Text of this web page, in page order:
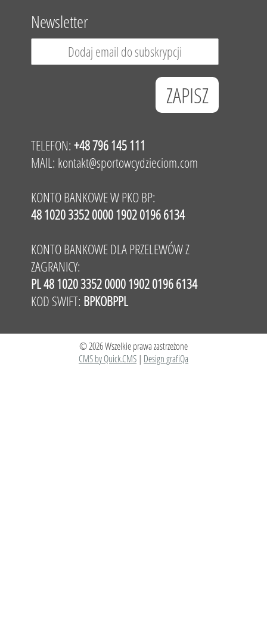
Newsletter
TELEFON: +48 796 145 111
MAIL: kontakt@sportowcydzieciom.com
KONTO BANKOWE W PKO BP:
48 1020 3352 0000 1902 0196 6134
KONTO BANKOWE DLA PRZELEWÓW Z
ZAGRANICY:
PL 48 1020 3352 0000 1902 0196 6134
KOD SWIFT: BPKOBPPL
© 2026 Wszelkie prawa zastrzeżone
CMS by Quick.CMS | Design grafiQa